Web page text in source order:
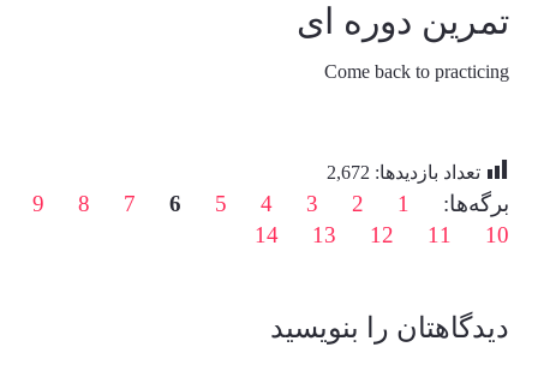
تمرین دوره ای
Come back to practicing
تعداد بازدیدها: 2,672
برگه‌ها: 1
2
3
4
5
6
7
8
9
10
11
12
13
14
دیدگاهتان را بنویسید